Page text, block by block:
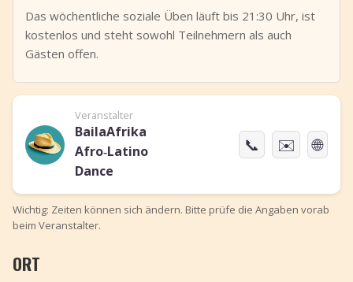
Das wöchentliche soziale Üben läuft bis 21:30 Uhr, ist
kostenlos und steht sowohl Teilnehmern als auch
Gästen offen.
Veranstalter
BailaAfrika
Afro‑Latino
Dance
📞 ✉️ 🌐
Wichtig: Zeiten können sich ändern. Bitte prüfe die Angaben vorab
beim Veranstalter.
ORT